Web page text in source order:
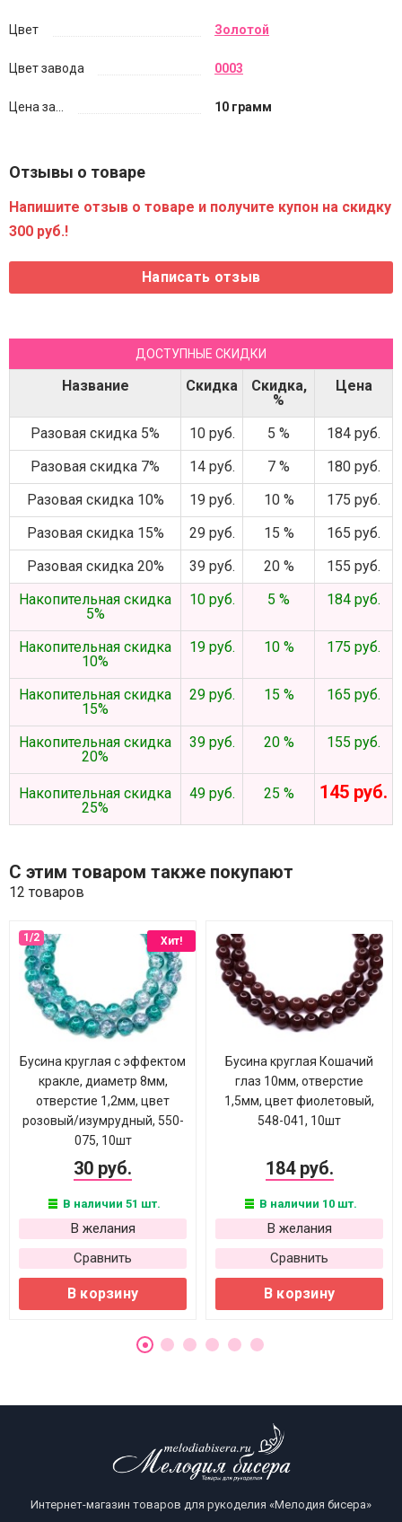
Цвет Золотой
Цвет завода 0003
Цена за... 10 грамм
Отзывы о товаре
Напишите отзыв о товаре и получите купон на скидку
300 руб.!
ДОСТУПНЫЕ СКИДКИ
Название Скидка
Скидка,
%
Цена
Разовая скидка 5% 10 руб. 5 %
184 руб.
Разовая скидка 7%
14 руб. 7 %
180 руб.
Разовая скидка 10%
19 руб. 10 %
175 руб.
Разовая скидка 15%
29 руб. 15 %
165 руб.
Разовая скидка 20%
39 руб. 20 %
155 руб.
Накопительная скидка
5%
10 руб. 5 % 184 руб.
Накопительная скидка
10%
19 руб. 10 % 175 руб.
Накопительная скидка
15%
29 руб. 15 % 165 руб.
Накопительная скидка
20%
39 руб. 20 % 155 руб.
Накопительная скидка
25%
49 руб. 25 % 145 руб.
С этим товаром также покупают
12 товаров
Хит!
Бусина круглая с эффектом
кракле, диаметр 8мм,
отверстие 1,2мм, цвет
розовый/изумрудный, 550-
075, 10шт
30 руб.
В наличии 51 шт.
В желания
Сравнить
В корзину
Бусина круглая Кошачий
глаз 10мм, отверстие
1,5мм, цвет фиолетовый,
548-041, 10шт
184 руб.
В наличии 10 шт.
В желания
Сравнить
В корзину
Интернет-магазин товаров для рукоделия «Мелодия бисера»